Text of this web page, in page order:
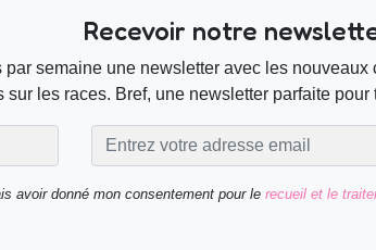
Recevoir notre
semaine une newsletter avec les
sur les races. Bref, une newsletter parfaite
avoir donné mon consentement pour le recueil et le